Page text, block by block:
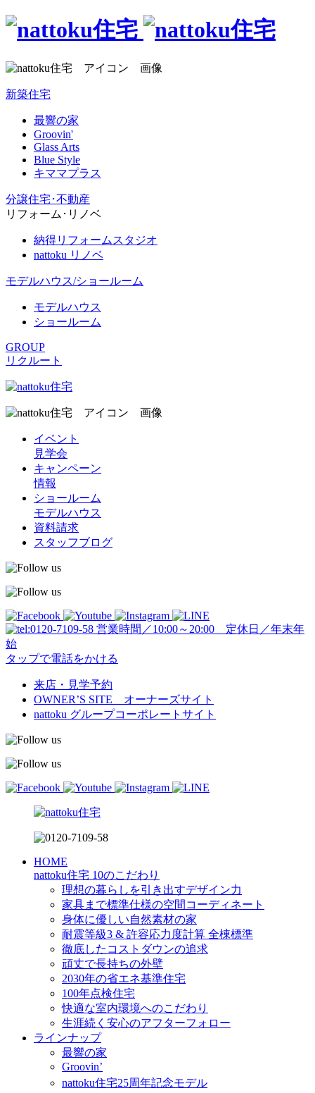
新築住宅
最響の家
Groovin'
Glass Arts
Blue Style
キママプラス
分譲住宅･不動産
リフォーム･リノベ
納得リフォームスタジオ
nattoku リノベ
モデルハウス/ショールーム
モデルハウス
ショールーム
GROUP
リクルート
イベント
見学会
キャンペーン
情報
ショールーム
モデルハウス
資料請求
スタッフブログ
営業時間／10:00～20:00 定休日／年末年
始
タップで電話をかける
来店・見学予約
OWNER’S SITE オーナーズサイト
nattoku グループコーポレートサイト
HOME
nattoku住宅 10のこだわり
理想の暮らしを引き出すデザイン力
家具まで標準仕様の空間コーディネート
身体に優しい自然素材の家
耐震等級3 & 許容応力度計算 全棟標準
徹底したコストダウンの追求
頑丈で長持ちの外壁
2030年の省エネ基準住宅
100年点検住宅
快適な室内環境へのこだわり
生涯続く安心のアフターフォロー
ラインナップ
最響の家
Groovin’
nattoku住宅25周年記念モデル